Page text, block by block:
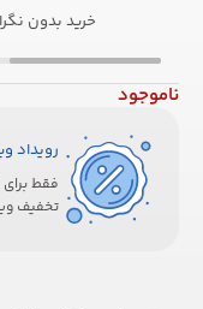
خرید بدون
ناموجود
رویداد
تخفیف